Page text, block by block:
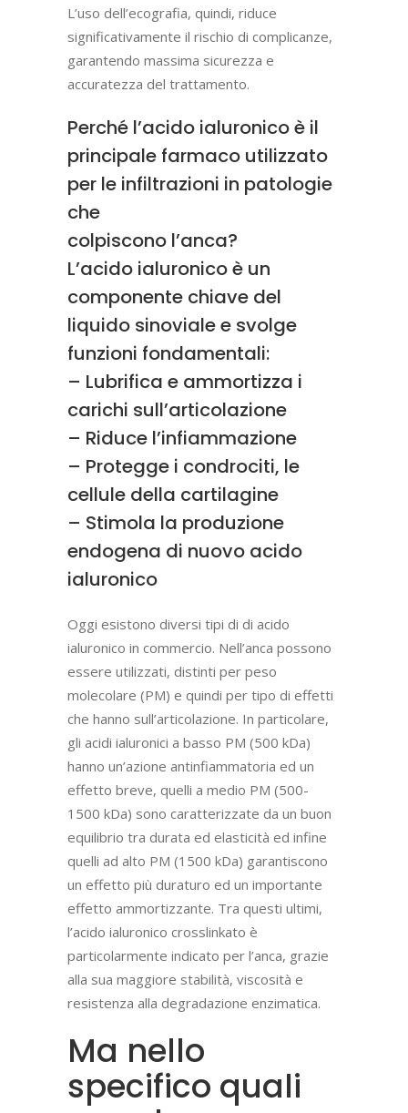
L’uso dell’ecografia, quindi, riduce
significativamente il rischio di complicanze,
garantendo massima sicurezza e
accuratezza del trattamento.
Perché l’acido ialuronico è il
principale farmaco utilizzato
per le infiltrazioni in patologie
che
colpiscono l’anca?
L’acido ialuronico è un
componente chiave del
liquido sinoviale e svolge
funzioni fondamentali:
– Lubrifica e ammortizza i
carichi sull’articolazione
– Riduce l’infiammazione
– Protegge i condrociti, le
cellule della cartilagine
– Stimola la produzione
endogena di nuovo acido
ialuronico
Oggi esistono diversi tipi di di acido
ialuronico in commercio. Nell’anca possono
essere utilizzati, distinti per peso
molecolare (PM) e quindi per tipo di effetti
che hanno sull’articolazione. In particolare,
gli acidi ialuronici a basso PM (500 kDa)
hanno un’azione antinfiammatoria ed un
effetto breve, quelli a medio PM (500-
1500 kDa) sono caratterizzate da un buon
equilibrio tra durata ed elasticità ed infine
quelli ad alto PM (1500 kDa) garantiscono
un effetto più duraturo ed un importante
effetto ammortizzante. Tra questi ultimi,
l’acido ialuronico crosslinkato è
particolarmente indicato per l’anca, grazie
alla sua maggiore stabilità, viscosità e
resistenza alla degradazione enzimatica.
Ma nello
specifico quali